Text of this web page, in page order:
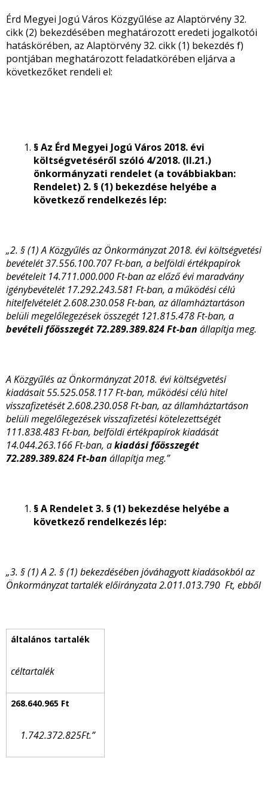
Érd Megyei Jogú Város Közgyűlése az Alaptörvény 32.
cikk (2) bekezdésében meghatározott eredeti jogalkotói
hatáskörében, az Alaptörvény 32. cikk (1) bekezdés f)
pontjában meghatározott feladatkörében eljárva a
következőket rendeli el:
§ Az Érd Megyei Jogú Város 2018. évi
költségvetéséről szóló 4/2018. (II.21.)
önkormányzati rendelet (a továbbiakban:
Rendelet) 2. § (1) bekezdése helyébe a
következő rendelkezés lép:
„2. § (1) A Közgyűlés az Önkormányzat 2018. évi költségvetési
bevételét 37.556.100.707 Ft-ban, a belföldi értékpapírok
bevételeit 14.711.000.000 Ft-ban az előző évi maradvány
igénybevételét 17.292.243.581 Ft-ban, a működési célú
hitelfelvételét 2.608.230.058 Ft-ban, az államháztartáson
belüli megelőlegezések összegét 121.815.478 Ft-ban, a
bevételi főösszegét 72.289.389.824Ft-ban állapítja meg.
A Közgyűlés az Önkormányzat 2018. évi költségvetési
kiadásait 55.525.058.117 Ft-ban, működési célú hitel
visszafizetését 2.608.230.058 Ft-ban, az államháztartáson
belüli megelőlegezések visszafizetési kötelezettségét
111.838.483 Ft-ban, belföldi értékpapírok kiadását
14.044.263.166 Ft-ban, akiadási főösszegét
72.289.389.824 Ft-ban állapítja meg.”
§ A Rendelet 3. § (1) bekezdése helyébe a
következő rendelkezés lép:
„3. § (1) A 2. § (1) bekezdésében jóváhagyott kiadásokból az
Önkormányzat tartalék előirányzata 2.011.013.790 Ft, ebből
céltartalék
1.742.372.825Ft.”